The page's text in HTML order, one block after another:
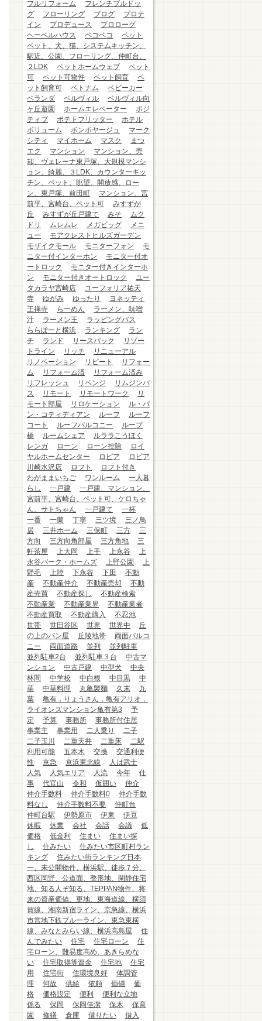
フルリフォーム
フレンチブルドッ
グ
フローリング ブログ
プロテ
イン
プロデュース
プロローグ
ヘーベルハウス
ペコペコ
ペット
ペット、犬、猫、システムキッチン、
駅近、公園、フローリング、仲町台、
２LDK
ペットホームウェブ
ペット
可
ペット可物件 ペット飼育
ペ
ット飼育可
ベトナム
ベビーカー
ベランダ
ベルヴィル
ベルヴィル向
ヶ丘遊園
ホームエレベーター
ポジ
ティブ
ポテトフリッター
ホテル
ボリューム
ボンボヤージュ
マーク
シティ
マイホーム マスク
まつ
エク
マンション
マンション、売
却、ヴェレーナ東戸塚、大規模マンシ
ョン、綺麗、３LDK、カウンターキッ
チン、ペット、眺望、開放感、ロー
ン、東戸塚、前田町
マンション、宮
前平、宮崎台、ペット可
みすずが
丘
みすずが丘戸建て みそ
ムク
ドリ
ムレムレ メガビッグ
メニ
ュー
モアクレストヒルズガーデン
モザイクモール
モニターフォン
モ
ニター付インターホン
モニター付オ
ートロック
モニター付きインターホ
ン
モニター付きオートロック
ユー
タカラヤ宮崎店
ユーフォリア祐天
寺
ゆがみ ゆったり
ヨネッティ
王禅寺
らーめん
ラーメン、味噌
汁
ラーメン王
ラッピングバス
ららぽーと横浜
ランキング
ラン
チ
ランド リースバック
リゾー
トライン
リッチ
リニューアル
リノベーション
リピート
リフォー
ム
リフォーム済
リフォーム済み
リフレッシュ
リベンジ
リムジンバ
ス
リモート リモートワーク
リ
モート部屋
リロケーション
ル・パ
ン・コティディアン
ルーフ
ルーフ
コート
ルーフバルコニー
ループ
橋
ルームシェア
ルララこうほく
レンガ
ローン ローン控除
ロイ
ヤルホームセンター
ロピア
ロピア
川崎水沢店
ロフト
ロフト付き
わがままいちご
ワンルーム
一人暮
らし
一戸建
一戸建、マンション、
宮前平、宮崎台、ペット可、ケロちゃ
ん、サトちゃん
一戸建て
一杯
一番
一蘭 丁寧 三ツ境
三ノ鳥
居
三井ホーム 三保町 三方
三
方向
三方向角部屋 三方角地
三
軒茶屋
上大岡 上手 上永谷
上
永谷パーク・ホームズ
上野公園
上
野毛
上陸 下永谷 下田
不動
産
不動産仲介 不動産売却
不動
産売買
不動産探し
不動産検索
不動産業
不動産業界
不動産業者
不動産買取
不動産購入
不忍池
世帯
世田谷区 世界 世界中
丘
の上のパン屋
丘陵地帯
両面バルコ
ニー
両面道路 並列
並列駐車
並列駐車2台
並列駐車３台
中古マ
ンション
中古戸建 中型犬
中央
林間
中学校 中白根 中目黒
中
華
中華料理 丸亀製麵 久末
九
葉
亀有，りょうさん，亀有アリオ，
ライオンズマンション亀有第3
予
定
予算 事務所
事務所付住居
事業主
事業用 二人乗り
二子
二子玉川
二重天井 二重床
二駅
利用可能
五本木 交換
交通利便
性
京急 京浜東北線
人は武士
人気
人気エリア 人流 今年
仕
事
代官山 令和 仮囲い
仲介
仲介手数料
仲介手数料0
仲介手数
料なし
仲介手数料不要
仲町台
仲町台駅
伊勢原市 伊東
伊豆
休暇
休業 会社 会話 会議
低
価格
低金利 住まい
住まい探
し
住みたい
住みたい市区町村ラン
キング
住みたい街ランキング日本
一、未公開物件、横浜駅、徒歩７分、
西区岡野、公道面、整形地、閑静住宅
地、知る人ぞ知る、TEPPAN物件、将
来の資産価値、更地、東海道線、横須
賀線、湘南新宿ライン、京急線、横浜
市営地下鉄ブルーライン、東急東横
線、みなとみらい線、横浜高島屋
住
んでみたい
住宅 住宅ローン
住
宅ローン、難易度高め、あきらめな
い
住宅取得等資金 住宅地
住宅
用
住宅街 住環境良好
体調管
理
何故 供給 依頼 価値
価
格
価格設定 便利
便利な立地
係る
保岡 保岡佳潔 保木
保育
園
修繕 倉庫 借りたい
借入